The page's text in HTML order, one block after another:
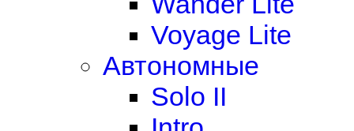
Voyage Lite
Автономные
Solo II